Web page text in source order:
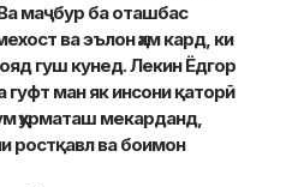
маҷбур ба оташбас
ва эълон ҳам кард, ки
гуш кунед. Лекин Ёдгор
гуфт ман як инсони қаторӣ
ҳурматаш мекарданд,
ростқавл ва боимон